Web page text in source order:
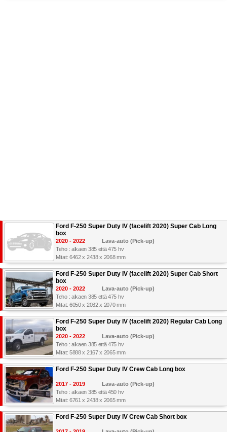
Ford F-250 Super Duty IV (facelift 2020) Super Cab Long
box
2020 - 2022
Lava-auto (Pick-up)
Teho : alkaen 385 että 475 hv
Mitat: 6462 x 2438 x 2068 mm
Ford F-250 Super Duty IV (facelift 2020) Super Cab Short
box
2020 - 2022
Lava-auto (Pick-up)
Teho : alkaen 385 että 475 hv
Mitat: 6050 x 2032 x 2070 mm
Ford F-250 Super Duty IV (facelift 2020) Regular Cab Long
box
2020 - 2022
Lava-auto (Pick-up)
Teho : alkaen 385 että 475 hv
Mitat: 5888 x 2167 x 2065 mm
Ford F-250 Super Duty IV Crew Cab Long box
2017 - 2019
Lava-auto (Pick-up)
Teho : alkaen 385 että 450 hv
Mitat: 6761 x 2438 x 2065 mm
Ford F-250 Super Duty IV Crew Cab Short box